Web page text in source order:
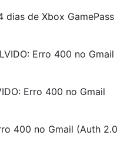
dias de Xbox GamePass
Erro 400 no Gmail
Erro 400 no Gmail
400 no Gmail (Auth 2.0